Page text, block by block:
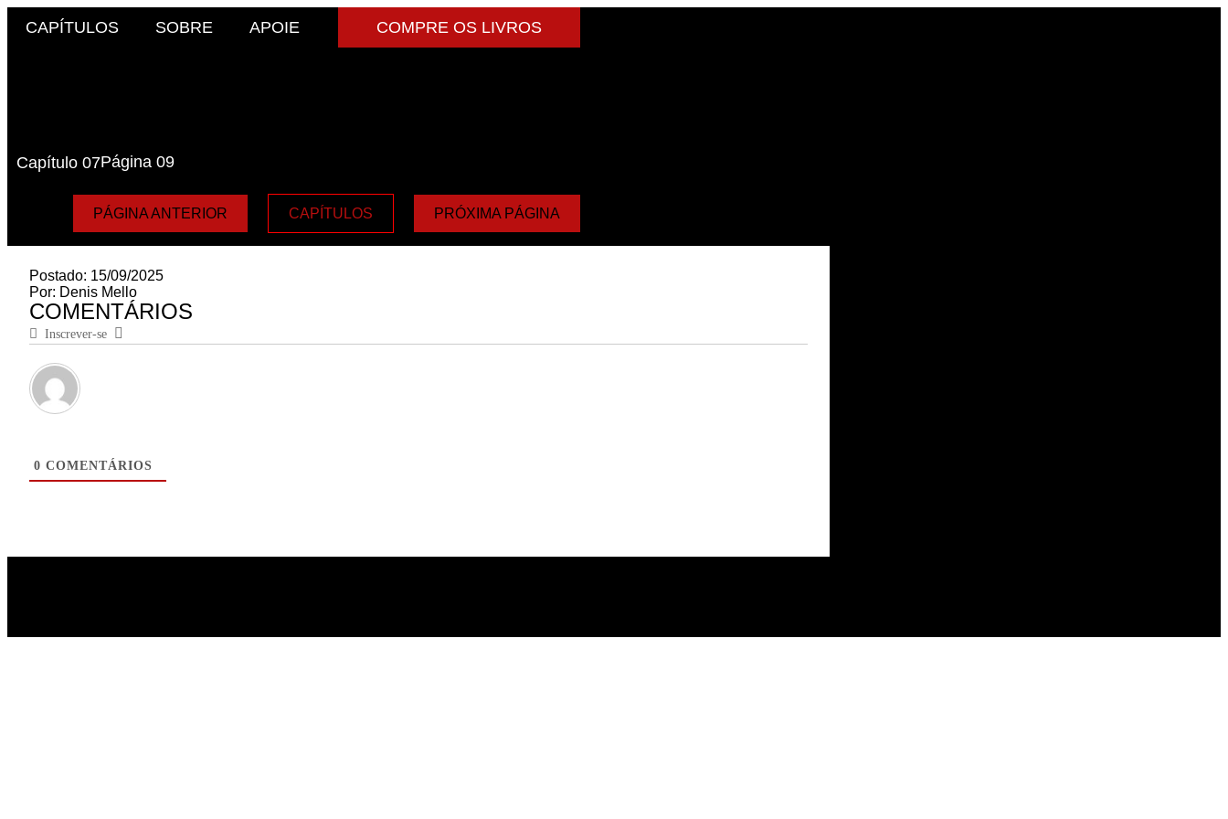
CAPÍTULOS SOBRE APOIE COMPRE OS LIVROS
Capítulo 07Página 09
PÁGINA ANTERIOR CAPÍTULOS PRÓXIMA PÁGINA
Postado: 15/09/2025
Por: Denis Mello
COMENTÁRIOS
Inscrever-se
0 COMENTÁRIOS